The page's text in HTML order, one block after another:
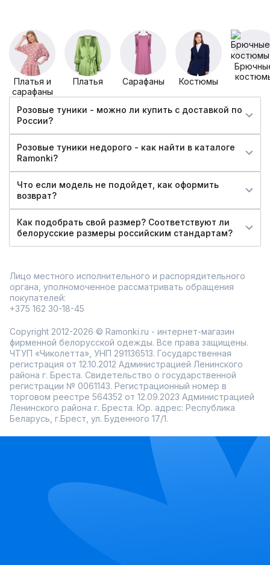
Платья и
сарафаны
Платья Сарафаны Костюмы
Розовые туники - можно ли купить c доставкой по
России?
Розовые туники недорого - как найти в каталоге
Ramonki?
Что если модель не подойдет, как оформить
возврат?
Как подобрать свой размер? Соответствуют ли
белорусские размеры российским стандартам?
Лицо местного исполнительного и распорядительного
органа, уполномоченное рассматривать обращения
покупателей:
+375 162 30-18-45
Copyright 2012-2026 © Ramonki.ru - интернет-магазин
фирменной белорусской одежды. Все права защищены.
ЧТУП «Чиколетта», УНП 291136513. Государственная
регистрация от 12.10.2012 Администрацией Ленинского
района г. Бреста. Свидетельство о государственной
регистрации № 0061143. Регистрационный номер в
торговом реестре 564352 от 12.09.2023 Администрацией
Ленинского района г. Бреста. Юр. адрес: Республика
Беларусь, г.Брест, ул. Буденного 17/1.